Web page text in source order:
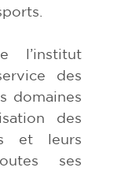
l’institut
des
domaines
des
et leurs
ses